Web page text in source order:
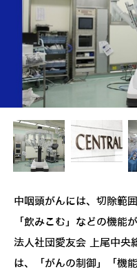
中咽頭がんには、切除範
「飲みこむ」などの機能
法人社団愛友会 上尾中央
は、「がんの制御」「機